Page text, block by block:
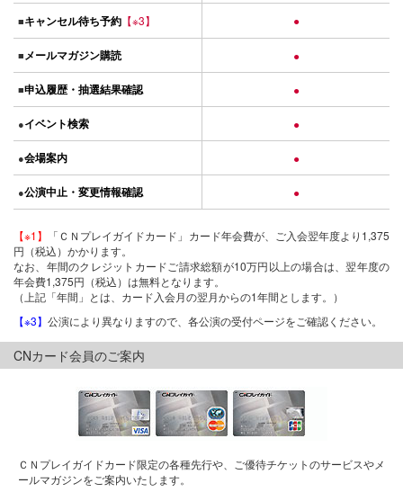
■キャンセル待ち予約 【※3】 ●
■メールマガジン購読 ●
■申込履歴・抽選結果確認 ●
●イベント検索 ●
●会場案内 ●
●公演中止・変更情報確認 ●
【※1】
「ＣＮプレイガイドカード」カード年会費が、ご入会翌年度より1,375
円（税込）かかります。
なお、年間のクレジットカードご請求総額が10万円以上の場合は、翌年度の
年会費1,375円（税込）は無料となります。
（上記「年間」とは、カード入会月の翌月からの1年間とします。）
【※3】 公演により異なりますので、各公演の受付ページをご確認ください。
CNカード会員のご案内
ＣＮプレイガイドカード限定の各種先行や、ご優待チケットのサービスやメ
ールマガジンをご案内いたします。